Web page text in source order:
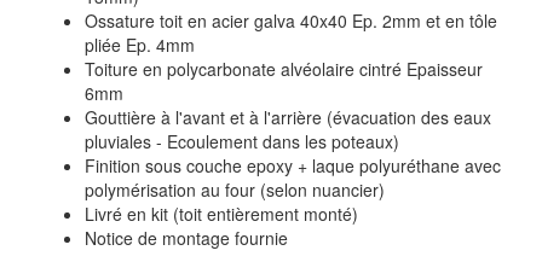
Ossature toit en acier galva 40x40 Ep. 2mm et en tôle
pliée Ep. 4mm
Toiture en polycarbonate alvéolaire cintré Epaisseur
6mm
Gouttière à l'avant et à l'arrière (évacuation des eaux
pluviales - Ecoulement dans les poteaux)
Finition sous couche epoxy + laque polyuréthane avec
polymérisation au four (selon nuancier)
Livré en kit (toit entièrement monté)
Notice de montage fournie